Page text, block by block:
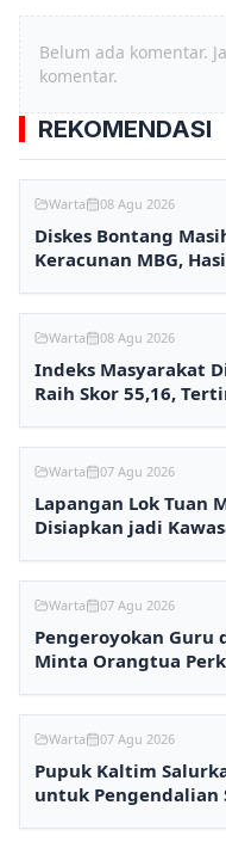
Belum ada komentar.
komentar.
REKOMENDASI
Warta 08 Agu 2026
Diskes Bontang
Keracunan MBG,
Warta 08 Agu 2026
Indeks Masyarakat
Raih Skor 55,16,
Warta 07 Agu 2026
Lapangan Lok Tuan
Disiapkan jadi
Warta 07 Agu 2026
Pengeroyokan Guru
Minta Orangtua
Warta 07 Agu 2026
Pupuk Kaltim
untuk